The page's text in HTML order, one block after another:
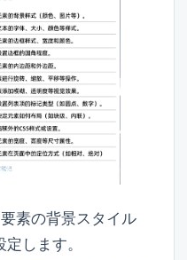
素の背景スタイル
します。